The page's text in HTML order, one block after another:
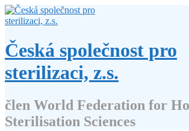
Přejít
k
webu
Česká společnost pro
sterilizaci, z.s.
člen World Federation for
Sterilisation Sciences